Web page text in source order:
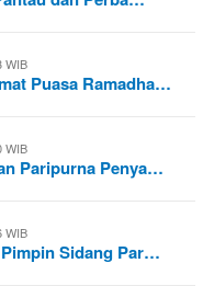
WIB
Puasa Ramadha…
WIB
Paripurna Penya…
WIB
Sidang Par…